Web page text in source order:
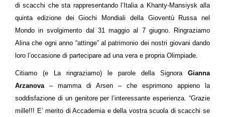
di scacchi che sta rappresentando l’Italia a Khanty-Mansiysk alla
quinta edizione dei Giochi Mondiali della Gioventù Russa nel
Mondo in svolgimento dal 31 maggio al 7 giugno. Ringraziamo
Alina che ogni anno “attinge” al patrimonio dei nostri giovani dando
loro l’occasione di partecipare ad una vera e propria Olimpiade.
Citiamo (e La ringraziamo) le parole della Signora Gianna
Arzanova– mamma di Arsen – che esprimono appieno la
soddisfazione di un genitore per l’interessante esperienza. “Grazie
mille!!! E’ merito di Accademia e della vostra scuola di scacchi se